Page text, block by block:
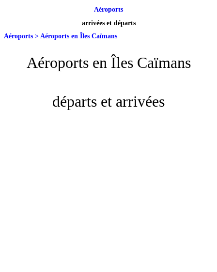
Aéroports
arrivées et départs
Aéroports > Aéroports en Îles Caïmans
Aéroports en Îles Caïmans
départs et arrivées